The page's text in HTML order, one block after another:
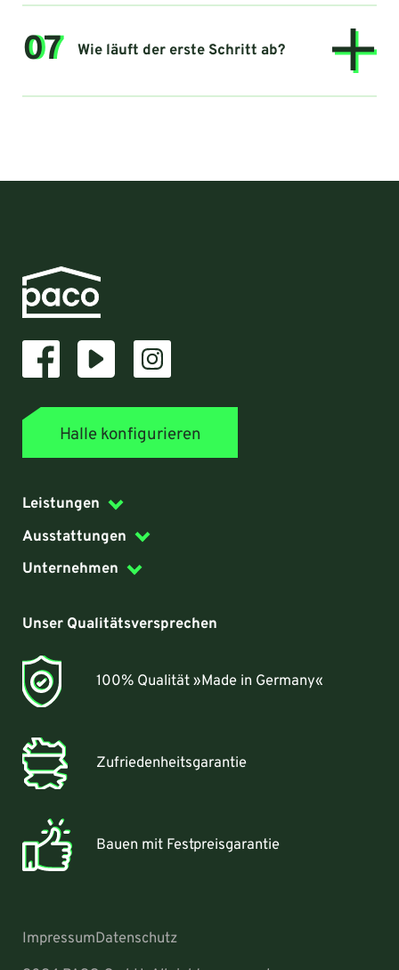
07 Wie läuft der erste Schritt ab?
Halle konfigurieren
Leistungen
Ausstattungen
Unternehmen
Unser Qualitätsversprechen
100% Qualität »Made in Germany«
Zufriedenheitsgarantie
Bauen mit Festpreisgarantie
ImpressumDatenschutz